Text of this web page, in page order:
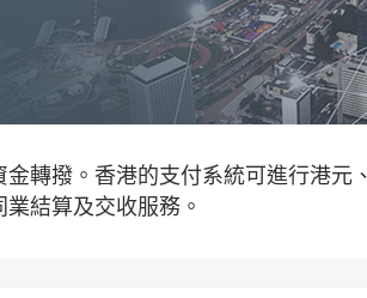
轉撥。香港的支付系統可進行港
結算及交收服務。